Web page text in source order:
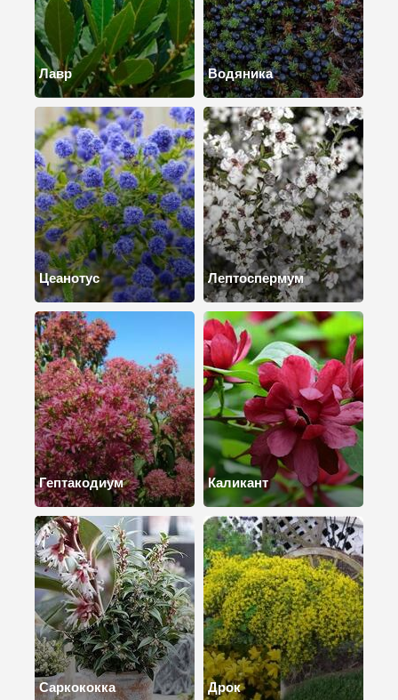
Лавр Водяника
Цеанотус Лептоспермум
Гептакодиум Каликант
Саркококка Дрок